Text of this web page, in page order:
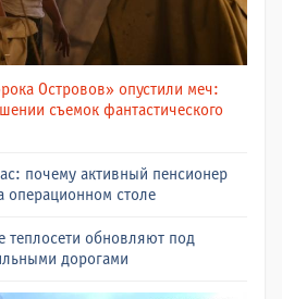
Островов» опустили меч:
съемок фантастического
почему активный пенсионер
операционном столе
теплосети обновляют под
дорогами